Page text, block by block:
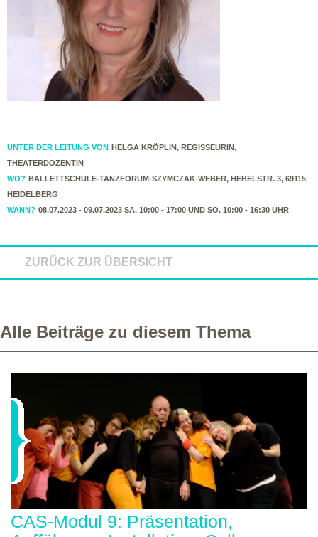
UNTER DER LEITUNG VON HELGA KRÖPLIN, REGISSEURIN,
THEATERDOZENTIN
WO? BALLETTSCHULE-TANZFORUM-SZYMCZAK-WEBER, HEBELSTR. 3, 69115
HEIDELBERG
WANN? 08.07.2023 - 09.07.2023 SA. 10:00 - 17:00 UND SO. 10:00 - 16:30 UHR
ZURÜCK ZUR ÜBERSICHT
Alle Beiträge zu diesem Thema
CAS-Modul 9: Präsentation,